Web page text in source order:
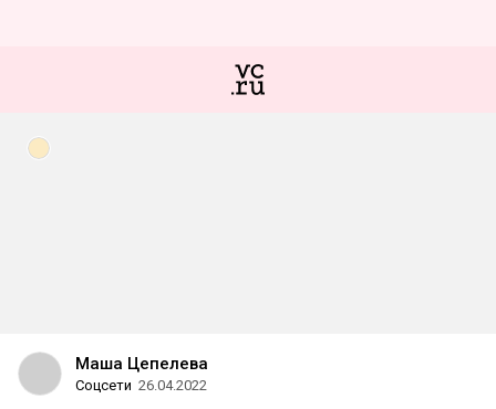
Маша Цепелева
Соцсети 26.04.2022